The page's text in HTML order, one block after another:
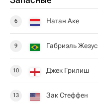
6 Натан Аке
9 Габриэль Жезус
10 Джек Грилиш
13 Зак Стеффен